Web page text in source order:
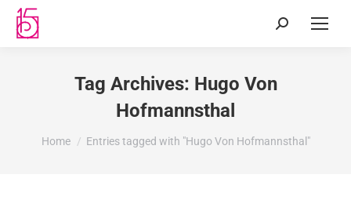
Tag Archives: Hugo Von
Hofmannsthal
You are here:
Home Entries tagged with "Hugo Von Hofmannsthal"